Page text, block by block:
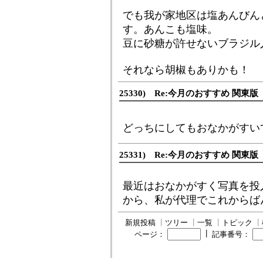
でも我が家地区は塩あんび
す。あんこも塩味。
豆に砂糖が許せないブラジ
それなら胡椒もありかも！
25330) Re:今月のおすすめ 関東版
どっちにしてもおなかがす
25331) Re:今月のおすすめ 関東版
最近はおなかがすく写真を
から、私が代理でこれから
新規投稿 ツリー 一覧 トピック
ページ：
記事番号：